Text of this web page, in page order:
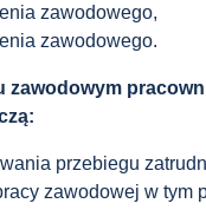
zawodowego,
zawodowego.
zawodowym
przebiegu
zawodowej w tym